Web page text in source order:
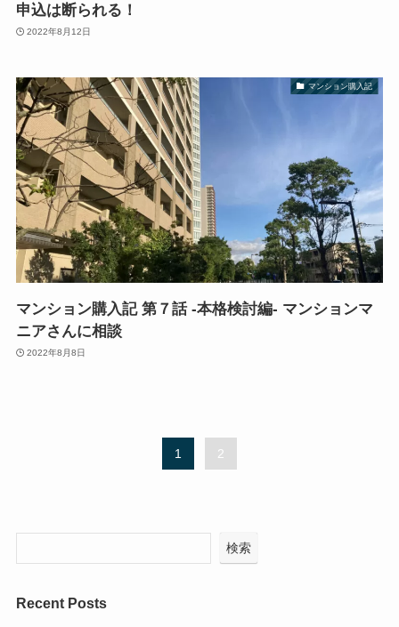
申込は断られる！
2022年8月12日
マンション購入記
マンション購入記 第７話 -本格検討編- マンションマ
ニアさんに相談
2022年8月8日
1 2
検索
Recent Posts